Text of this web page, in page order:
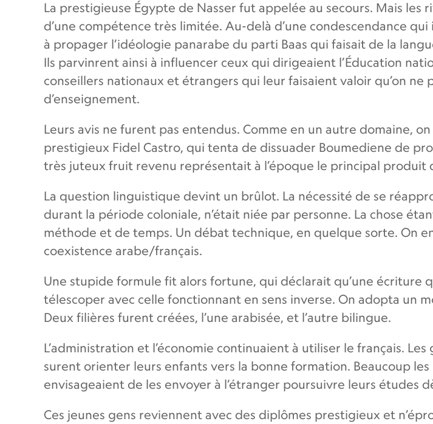
La prestigieuse Égypte de Nasser fut appelée au secours. Mais
d’une compétence très limitée. Au-delà d’une condescendance
à propager l’idéologie panarabe du parti Baas qui faisait de la
Ils parvinrent ainsi à influencer ceux qui dirigeaient l’Éducation
conseillers nationaux et étrangers qui leur faisaient valoir qu’on
d’enseignement.
Leurs avis ne furent pas entendus. Comme en un autre domaine,
prestigieux Fidel Castro, qui tenta de dissuader Boumediene de
très juteux fruit revenu représentait à l’époque le principal produit
La question linguistique devint un brûlot. La nécessité de se
durant la période coloniale, n’était niée par personne. La chose
méthode et de temps. Un débat technique, en quelque sorte. On
coexistence arabe/français.
Une stupide formule fit alors fortune, qui déclarait qu’une écriture
télescoper avec celle fonctionnant en sens inverse. On adopta un
Deux filières furent créées, l’une arabisée, et l’autre bilingue.
L’administration et l’économie continuaient à utiliser le français.
surent orienter leurs enfants vers la bonne formation. Beaucoup
envisageaient de les envoyer à l’étranger poursuivre leurs études
Ces jeunes gens reviennent avec des diplômes prestigieux et